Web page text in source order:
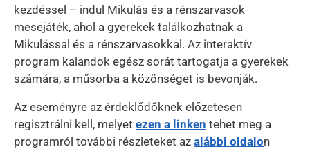
kezdéssel – indul Mikulás és a rénszarvasok
mesejáték, ahol a gyerekek találkozhatnak a
Mikulással és a rénszarvasokkal. Az interaktív
program kalandok egész sorát tartogatja a gyerekek
számára, a műsorba a közönséget is bevonják.
Az eseményre az érdeklődőknek előzetesen
regisztrálni kell, melyet ezen a linken tehet meg a
programról további részleteket az alábbi oldalon